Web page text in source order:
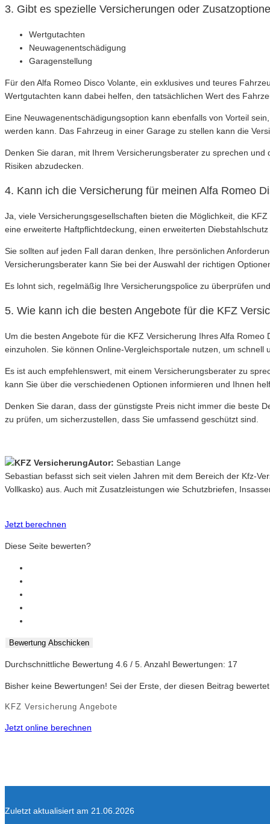
3. Gibt es spezielle Versicherungen oder
Wertgutachten
Neuwagenentschädigung
Garagenstellung
Für den Alfa Romeo Disco Volante, ein exklusives und teures
Wertgutachten kann dabei helfen, den tatsächlichen Wert des
Eine Neuwagenentschädigungsoption kann ebenfalls von Vorteil
werden kann. Das Fahrzeug in einer Garage zu stellen kann die
Denken Sie daran, mit Ihrem Versicherungsberater zu sprechen
Risiken abzudecken.
4. Kann ich die Versicherung für meinen Alfa Romeo
Ja, viele Versicherungsgesellschaften bieten die Möglichkeit, die
eine erweiterte Haftpflichtdeckung, einen erweiterten
Sie sollten auf jeden Fall daran denken, Ihre persönlichen
Versicherungsberater kann Sie bei der Auswahl der richtigen
Es lohnt sich, regelmäßig Ihre Versicherungspolice zu überprüfen
5. Wie kann ich die besten Angebote für die KFZ
Um die besten Angebote für die KFZ Versicherung Ihres Alfa
einzuholen. Sie können Online-Vergleichsportale nutzen, um
Es ist auch empfehlenswert, mit einem Versicherungsberater zu
kann Sie über die verschiedenen Optionen informieren und Ihnen
Denken Sie daran, dass der günstigste Preis nicht immer die beste
zu prüfen, um sicherzustellen, dass Sie umfassend geschützt sind.
Autor: Sebastian Lange
Sebastian befasst sich seit vielen Jahren mit dem Bereich der Kfz-
Vollkasko) aus. Auch mit Zusatzleistungen wie Schutzbriefen,
Jetzt berechnen
Diese Seite bewerten?
Bewertung Abschicken
Durchschnittliche Bewertung 4.6 / 5. Anzahl Bewertungen: 17
Bisher keine Bewertungen! Sei der Erste, der diesen Beitrag
KFZ Versicherung Angebote
Jetzt online berechnen
Zuletzt aktualisiert am 21.06.2026